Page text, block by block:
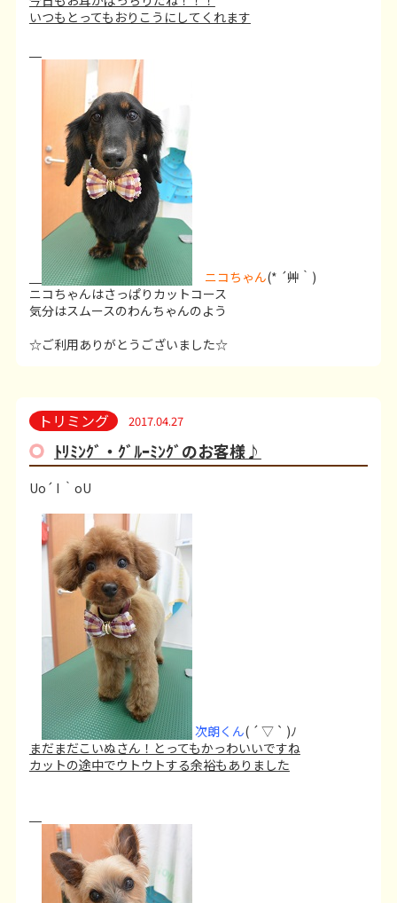
いつもとってもおりこうにしてくれます
ニコちゃん(* ´艸｀)
ニコちゃんはさっぱりカットコース
気分はスムースのわんちゃんのよう
☆ご利用ありがとうございました☆
トリミング 2017.04.27
ﾄﾘﾐﾝｸﾞ・ｸﾞﾙｰﾐﾝｸﾞのお客様♪
Uo´ I ｀oU
次朗くん( ´ ▽ ` )ﾉ
まだまだこいぬさん！とってもかっわいいですね
カットの途中でウトウトする余裕もありました